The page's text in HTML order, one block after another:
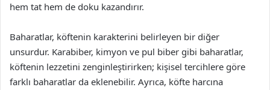
hem tat hem de doku kazandırır.
Baharatlar, köftenin karakterini belirleyen bir diğer
unsurdur. Karabiber, kimyon ve pul biber gibi baharatlar,
köftenin lezzetini zenginleştirirken; kişisel tercihlere göre
farklı baharatlar da eklenebilir. Ayrıca, köfte harcına